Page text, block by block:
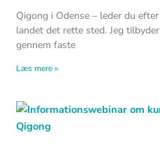
Qigong i Odense – leder du
landet det rette sted. Jeg
gennem faste
Læs mere »